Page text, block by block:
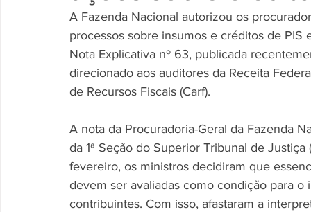
A Fazenda Nacional autorizou os
processos sobre insumos e créditos de
Nota Explicativa nº 63, publicada
direcionado aos auditores da Receita
de Recursos Fiscais (Carf).
A nota da Procuradoria-Geral da Fazenda
da 1ª Seção do Superior Tribunal de Justiça
fevereiro, os ministros decidiram que
devem ser avaliadas como condição para
contribuintes. Com isso, afastaram a